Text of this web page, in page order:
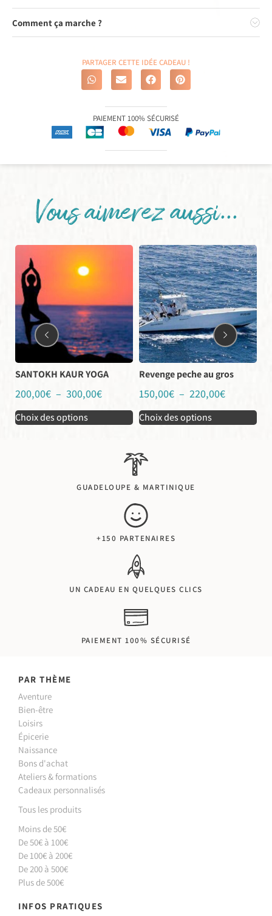
Vous aimerez aussi...
SANTOKH KAUR YOGA
200,00€ – 300,00€
Choix des options
Revenge peche au gros
150,00€ – 220,00€
Choix des options
Comment ça marche ?
PARTAGER CETTE IDÉE CADEAU !
PAIEMENT 100% SÉCURISÉ
GUADELOUPE & MARTINIQUE
+150 PARTENAIRES
UN CADEAU EN QUELQUES CLICS
PAIEMENT 100% SÉCURISÉ
PAR THÈME
Aventure
Bien-être
Loisirs
Épicerie
Naissance
Bons d'achat
Ateliers & formations
Cadeaux personnalisés
Tous les produits
Moins de 50€
De 50€ à 100€
De 100€ à 200€
De 200 à 500€
Plus de 500€
INFOS PRATIQUES